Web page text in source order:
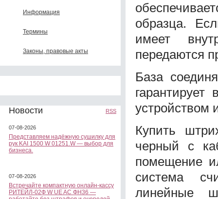
Информация
Термины
Законы, правовые акты
Новости RSS
07-08-2026
Представляем надёжную сушилку для
рук KAI 1500 W 01251.W — выбор для
бизнеса.
07-08-2026
Встречайте компактную онлайн-кассу
РИТЕЙЛ-02Ф W UE AC ФН36 —
образца.
имеет
передаются
База
устройством
Купить
черный с
помещение
система
линейные